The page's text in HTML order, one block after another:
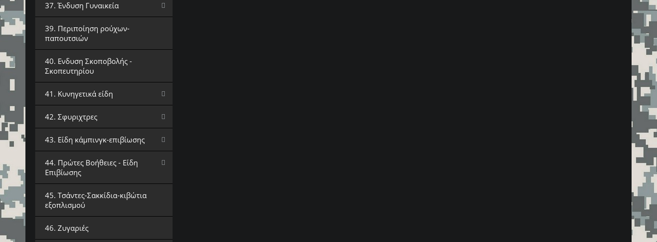
37. Ένδυση Γυναικεία
39. Περιποίηση ρούχων-
παπουτσιών
40. Ενδυση Σκοποβολής -
Σκοπευτηρίου
41. Κυνηγετικά είδη
42. Σφυριχτρες
43. Είδη κάμπινγκ-επιβίωσης
44. Πρώτες Βοήθειες - Είδη
Επιβίωσης
45. Τσάντες-Σακκίδια-κιβώτια
εξοπλισμού
46. Ζυγαριές